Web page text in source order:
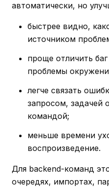
автоматически, но
быстрее видно,
источником
проще отличить
проблемы
легче связать
запросом, задачей
командой;
меньше времени
воспроизведение.
Для backend-команд
очередях, импортах,